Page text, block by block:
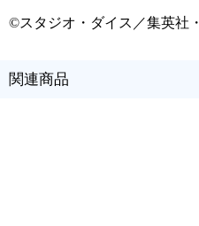
©スタジオ・ダイス／集英社
関連商品